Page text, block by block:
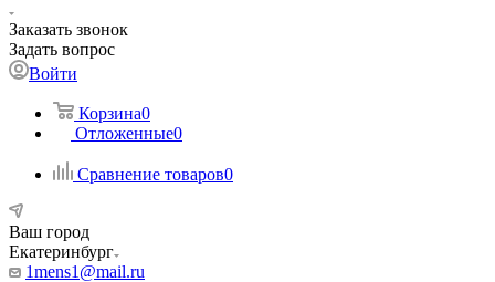
Заказать звонок
Задать вопрос
Войти
Корзина0
Отложенные0
Сравнение товаров0
Ваш город
Екатеринбург
1mens1@mail.ru